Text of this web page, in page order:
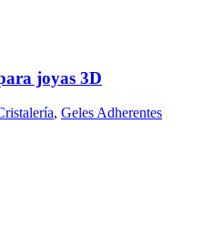
joyas 3D
, Geles Adherentes